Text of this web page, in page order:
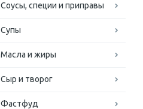
Соусы, специи и приправы
Супы
Масла и жиры
Сыр и творог
Фастфуд